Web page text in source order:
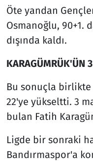
Öte yandan
Osmanoğlu, 90+1.
dışında kaldı.
KARAGÜMRÜK'ÜN
Bu sonuçla birlikte
22'ye yükseltti. 3
bulan Fatih
Ligde bir sonraki
Bandırmaspor'a